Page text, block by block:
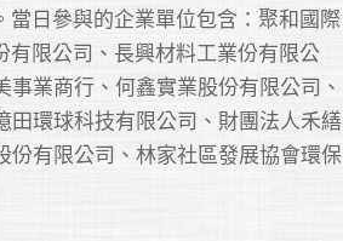
當日參與的企業單位包含：聚和國際
有限公司、長興材料工業份有限公
業商行、何鑫實業股份有限公司、
環球科技有限公司、財團法人禾繕
有限公司、林家社區發展協會環保